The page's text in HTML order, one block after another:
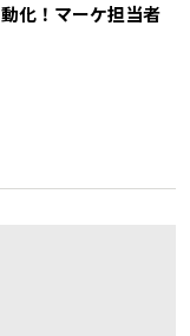
化！マーケ担当者